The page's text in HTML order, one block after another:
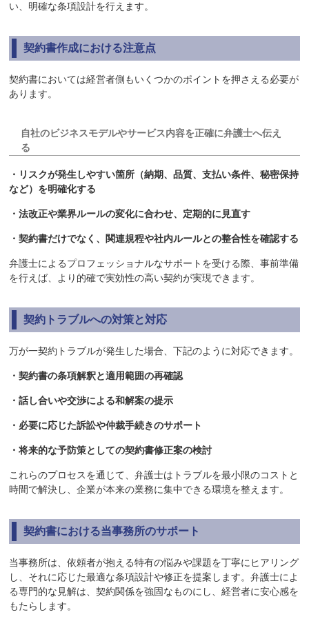
い、明確な条項設計を行えます。
契約書作成における注意点
契約書においては経営者側もいくつかのポイントを押さえる必要が
あります。
自社のビジネスモデルやサービス内容を正確に弁護士へ伝え
る
・リスクが発生しやすい箇所（納期、品質、支払い条件、秘密保持
など）を明確化する
・法改正や業界ルールの変化に合わせ、定期的に見直す
・契約書だけでなく、関連規程や社内ルールとの整合性を確認する
弁護士によるプロフェッショナルなサポートを受ける際、事前準備
を行えば、より的確で実効性の高い契約が実現できます。
契約トラブルへの対策と対応
万が一契約トラブルが発生した場合、下記のように対応できます。
・契約書の条項解釈と適用範囲の再確認
・話し合いや交渉による和解案の提示
・必要に応じた訴訟や仲裁手続きのサポート
・将来的な予防策としての契約書修正案の検討
これらのプロセスを通じて、弁護士はトラブルを最小限のコストと
時間で解決し、企業が本来の業務に集中できる環境を整えます。
契約書における当事務所のサポート
当事務所は、依頼者が抱える特有の悩みや課題を丁寧にヒアリング
し、それに応じた最適な条項設計や修正を提案します。弁護士によ
る専門的な見解は、契約関係を強固なものにし、経営者に安心感を
もたらします。